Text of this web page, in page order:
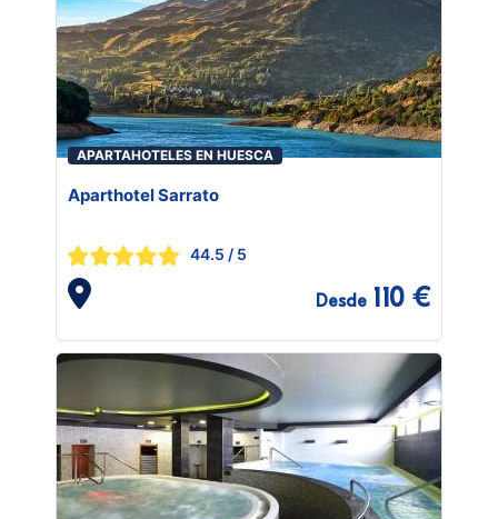
APARTAHOTELES EN HUESCA
Aparthotel Sarrato
44.5 / 5
Desde 110 €